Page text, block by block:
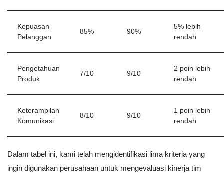
Kepuasan
Pelanggan
85% 90%
5% lebih
rendah
Pengetahuan
Produk
7/10 9/10
2 poin lebih
rendah
Keterampilan
Komunikasi
8/10 9/10
1 poin lebih
rendah
Dalam tabel ini, kami telah mengidentifikasi lima kriteria yang
ingin digunakan perusahaan untuk mengevaluasi kinerja tim